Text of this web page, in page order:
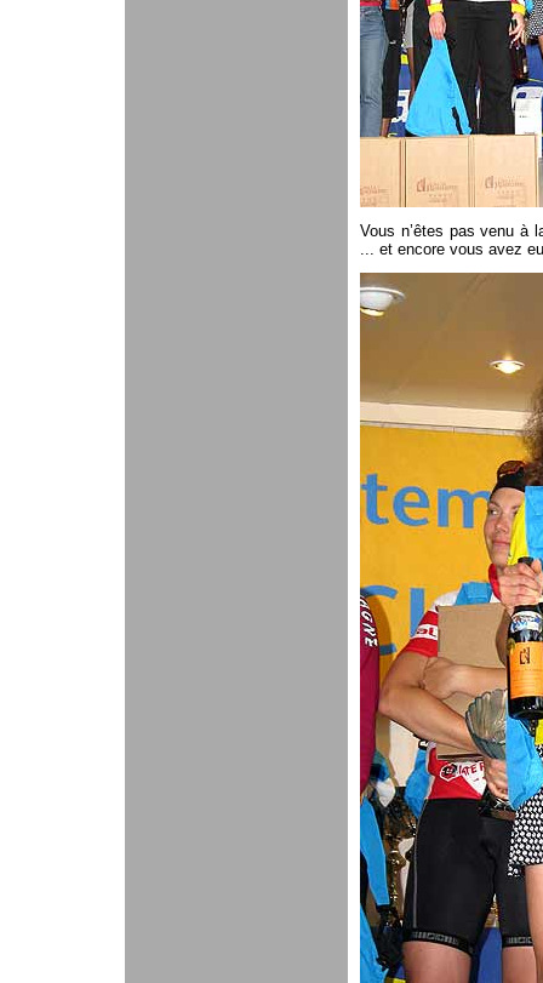
Vous n’êtes pas venu à
... et encore vous avez